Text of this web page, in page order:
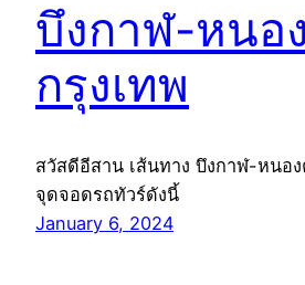
บึงกาฬ-หนอ
กรุงเทพ
สวัสดีอีสาน เส้นทาง บึงกาฬ-หนอ
จุดจอดรถทัวร์ดังนี้
January 6, 2024